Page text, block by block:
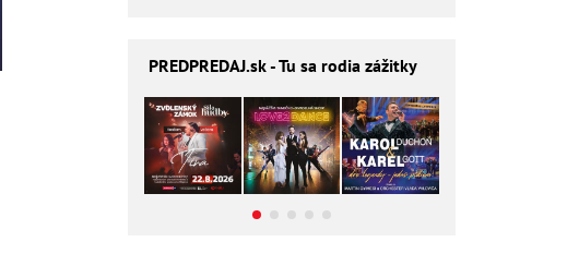
PREDPREDAJ.sk - Tu sa rodia zážitky